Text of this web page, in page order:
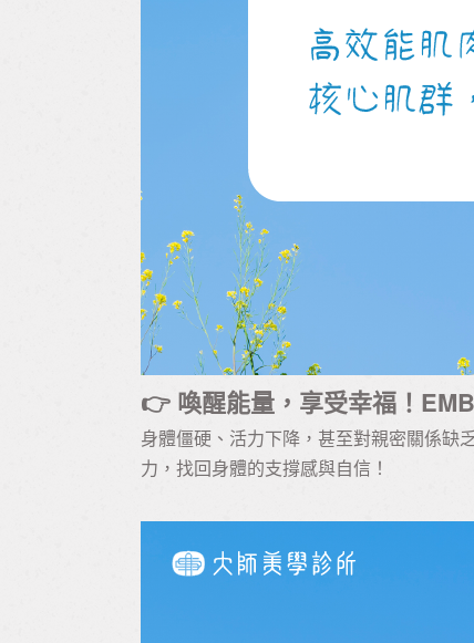
👉 喚醒能量，享受幸福！
身體僵硬、活力下降，甚至對親密關係缺
力，找回身體的支撐感與自信！